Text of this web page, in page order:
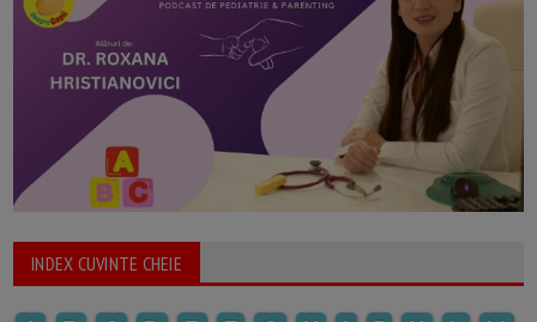
INDEX CUVINTE CHEIE